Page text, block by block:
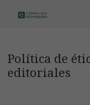
Política de
Política de
editoriales